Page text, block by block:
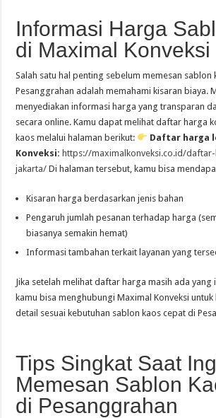
Informasi Harga
di Maximal Konveksi
Salah satu hal penting sebelum memesan sablon
Pesanggrahan adalah memahami kisaran biaya.
menyediakan informasi harga yang transparan
secara online. Kamu dapat melihat daftar harga
kaos melalui halaman berikut:
Daftar harga
Konveksi: https://maximalkonveksi.co.id/
jakarta/ Di halaman tersebut, kamu bisa
Kisaran harga berdasarkan jenis bahan
Pengaruh jumlah pesanan terhadap harga
biasanya semakin hemat)
Informasi tambahan terkait layanan yang
Jika setelah melihat daftar harga masih ada yang
kamu bisa menghubungi Maximal Konveksi
detail sesuai kebutuhan sablon kaos cepat di
Tips Singkat Saat
Memesan Sablon
di Pesanggrahan